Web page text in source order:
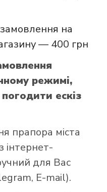
на
— 400 грн
режимі,
ескіз
прапора міста
інтернет-
для Вас
E-mail).